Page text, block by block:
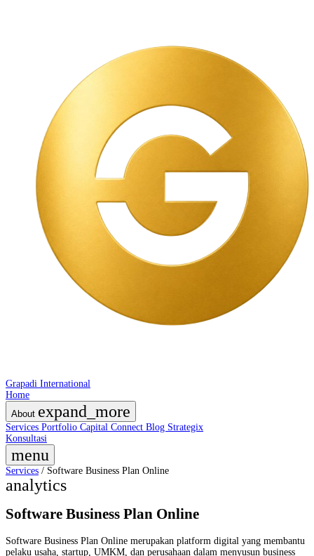
Grapadi International
Home
About expand_more
Services Portfolio Capital Connect Blog Strategix
Konsultasi
menu
Services / Software Business Plan Online
analytics
Software Business Plan Online
Software Business Plan Online merupakan platform digital yang membantu
pelaku usaha, startup, UMKM, dan perusahaan dalam menyusun business